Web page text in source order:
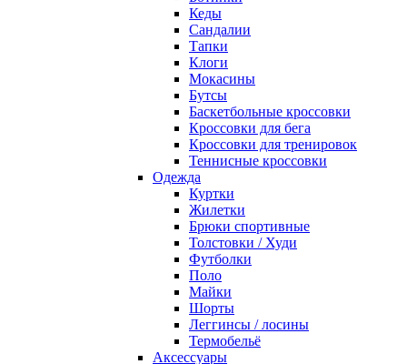
Кеды
Сандалии
Тапки
Клоги
Мокасины
Бутсы
Баскетбольные кроссовки
Кроссовки для бега
Кроссовки для тренировок
Теннисные кроссовки
Одежда
Куртки
Жилетки
Брюки спортивные
Толстовки / Худи
Футболки
Поло
Майки
Шорты
Леггинсы / лосины
Термобельё
Аксессуары